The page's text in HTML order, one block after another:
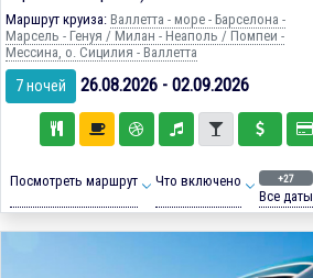
Маршрут круиза: Валлетта - море - Барселона -
Марсель - Генуя / Милан - Неаполь / Помпеи -
Мессина, о. Сицилия - Валлетта
7 ночей 26.08.2026 - 02.09.2026
Посмотреть маршрут Что включено +27
Все даты